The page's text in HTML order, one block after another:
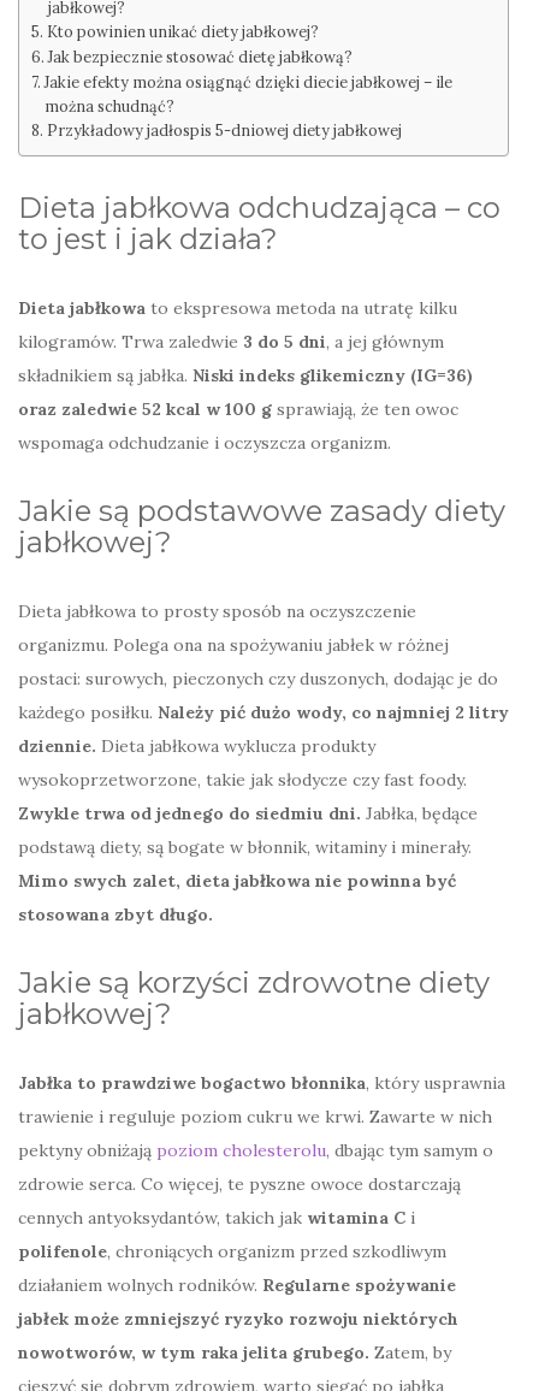
jabłkowej?
Kto powinien unikać diety jabłkowej?
Jak bezpiecznie stosować dietę jabłkową?
Jakie efekty można osiągnąć dzięki diecie jabłkowej – ile
można schudnąć?
Przykładowy jadłospis 5-dniowej diety jabłkowej
Dieta jabłkowa odchudzająca – co
to jest i jak działa?
Dieta jabłkowa to ekspresowa metoda na utratę kilku
kilogramów. Trwa zaledwie 3 do 5 dni, a jej głównym
składnikiem są jabłka. Niski indeks glikemiczny (IG=36)
oraz zaledwie 52 kcal w 100 g sprawiają, że ten owoc
wspomaga odchudzanie i oczyszcza organizm.
Jakie są podstawowe zasady diety
jabłkowej?
Dieta jabłkowa to prosty sposób na oczyszczenie
organizmu. Polega ona na spożywaniu jabłek w różnej
postaci: surowych, pieczonych czy duszonych, dodając je do
każdego posiłku. Należy pić dużo wody, co najmniej 2 litry
dziennie. Dieta jabłkowa wyklucza produkty
wysokoprzetworzone, takie jak słodycze czy fast foody.
Zwykle trwa od jednego do siedmiu dni. Jabłka, będące
podstawą diety, są bogate w błonnik, witaminy i minerały.
Mimo swych zalet, dieta jabłkowa nie powinna być
stosowana zbyt długo.
Jakie są korzyści zdrowotne diety
jabłkowej?
Jabłka to prawdziwe bogactwo błonnika, który usprawnia
trawienie i reguluje poziom cukru we krwi. Zawarte w nich
pektyny obniżają poziom cholesterolu, dbając tym samym o
zdrowie serca. Co więcej, te pyszne owoce dostarczają
cennych antyoksydantów, takich jak witamina C i
polifenole, chroniących organizm przed szkodliwym
działaniem wolnych rodników. Regularne spożywanie
jabłek może zmniejszyć ryzyko rozwoju niektórych
nowotworów, w tym raka jelita grubego. Zatem, by
cieszyć się dobrym zdrowiem, warto sięgać po jabłka